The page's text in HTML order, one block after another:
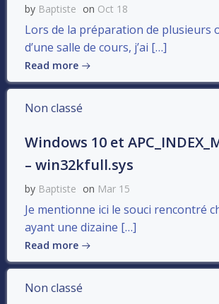
by Baptiste on Oct 18
Lors de la préparation de plusieurs
d’une salle de cours, j’ai […]
Read more
Non classé
Windows 10 et
– win32kfull.sys
by Baptiste on Mar 15
Je mentionne ici le souci rencontré
ayant une dizaine […]
Read more
Non classé